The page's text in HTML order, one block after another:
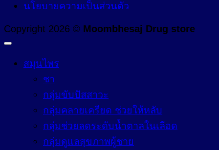
นโยบายความเป็นส่วนตัว
Copyright 2026 © Moombhesaj Drug store
สมุนไพร
ชา
กลุ่มขับปัสสาวะ
กลุ่มคลายเครียด ช่วยให้หลับ
กลุ่มช่วยลดระดับน้ำตาลในเลือด
กลุ่มดูแลสุขภาพผู้ชาย